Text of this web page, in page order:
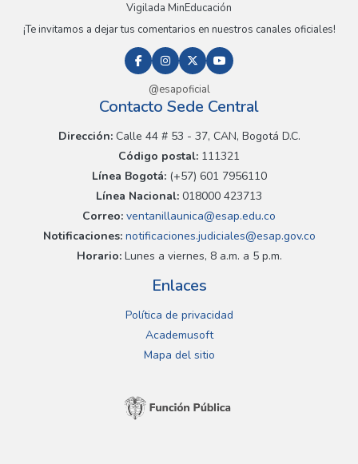
Vigilada MinEducación
¡Te invitamos a dejar tus comentarios en nuestros canales oficiales!
@esapoficial
Contacto Sede Central
Dirección:Calle 44 # 53 - 37, CAN, Bogotá D.C.
Código postal: 111321
Línea Bogotá:(+57) 601 7956110
Línea Nacional: 018000 423713
Correo: ventanillaunica@esap.edu.co
Notificaciones:notificaciones.judiciales@esap.gov.co
Horario:Lunes a viernes, 8 a.m. a 5 p.m.
Enlaces
Política de privacidad
Academusoft
Mapa del sitio